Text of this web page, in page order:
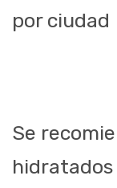
por ciudad
Se